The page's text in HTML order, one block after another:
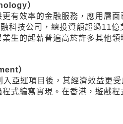
）
有效率的金融服務，應用層
科技公司，總投資額超過11
生的起薪普遍高於許多其他領
）
亞運項目後，其經濟效益更
程式編寫實現。在香港，遊戲